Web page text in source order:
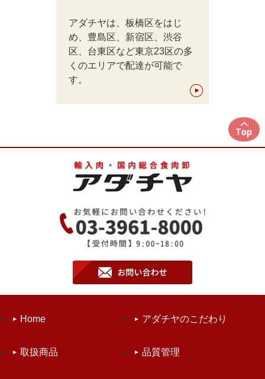
アダチヤは、板橋区をはじ
め、豊島区、新宿区、渋谷
区、台東区など東京23区の多
くのエリアで配達が可能で
す。
Home アダチヤのこだわり
取扱商品 品質管理